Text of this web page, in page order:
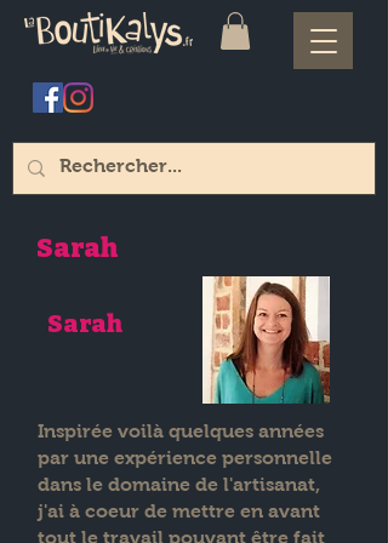
Sarah
Sarah
Inspirée voilà quelques années
par une expérience personnelle
dans le domaine de l'artisanat,
j'ai à coeur de mettre en avant
tout le travail pouvant être fait